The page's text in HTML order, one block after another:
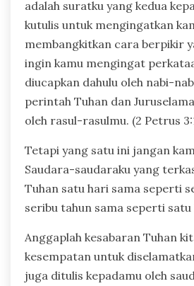
adalah suratku yang kedua
kutulis untuk mengingatkan
membangkitkan cara berpikir
ingin kamu mengingat
diucapkan dahulu oleh nabi-
perintah Tuhan dan
oleh rasul-rasulmu. (2 Petrus
Tetapi yang satu ini jangan
Saudara-saudaraku yang
Tuhan satu hari sama seperti
seribu tahun sama seperti satu
Anggaplah kesabaran Tuhan
kesempatan untuk
juga ditulis kepadamu oleh